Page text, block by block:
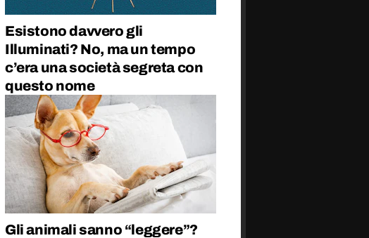
Esistono davvero gli
Illuminati? No, ma un tempo
c’era una società segreta con
questo nome
Gli animali sanno “leggere”?